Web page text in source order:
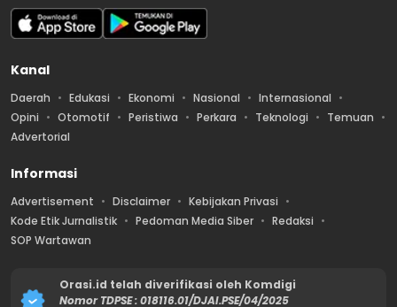
Kanal
Daerah Edukasi Ekonomi Nasional
Internasional
Opini
Otomotif Peristiwa Perkara Teknologi
Temuan
Advertorial
Informasi
Advertisement Disclaimer
Kebijakan Privasi
Kode Etik Jurnalistik
Pedoman Media Siber
Redaksi
SOP Wartawan
Orasi.id telah diverifikasi oleh Komdigi
Nomor TDPSE : 018116.01/DJAI.PSE/04/2025